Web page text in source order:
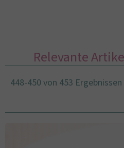
Relevante
448-450 von 453 Ergebnissen